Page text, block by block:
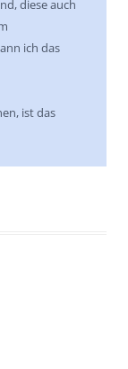
diese auch
ich das
ist das